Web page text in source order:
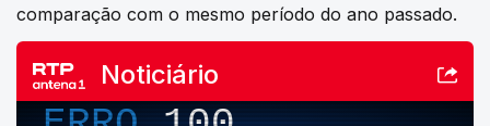
comparação com o mesmo período do ano passado.
Noticiário